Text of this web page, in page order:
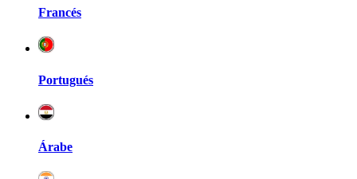
Francés
Portugués
Árabe